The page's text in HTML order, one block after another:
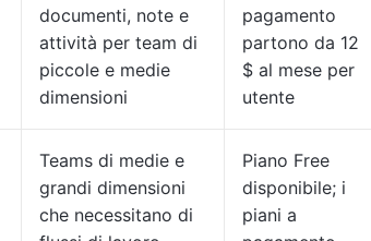
documenti, note e
attività per team di
piccole e medie
dimensioni
pagamento
partono da 12
$ al mese per
utente
Teams di medie e
grandi dimensioni
che necessitano di
Piano Free
disponibile; i
piani a